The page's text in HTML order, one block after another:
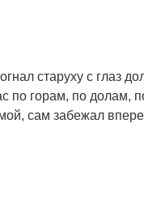
старуху с глаз
по горам, по долам,
сам забежал